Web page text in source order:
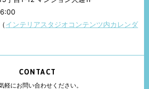
インテリアスタジオコンテンツ内カレンダ
CONTACT
軽にお問い合わせください。